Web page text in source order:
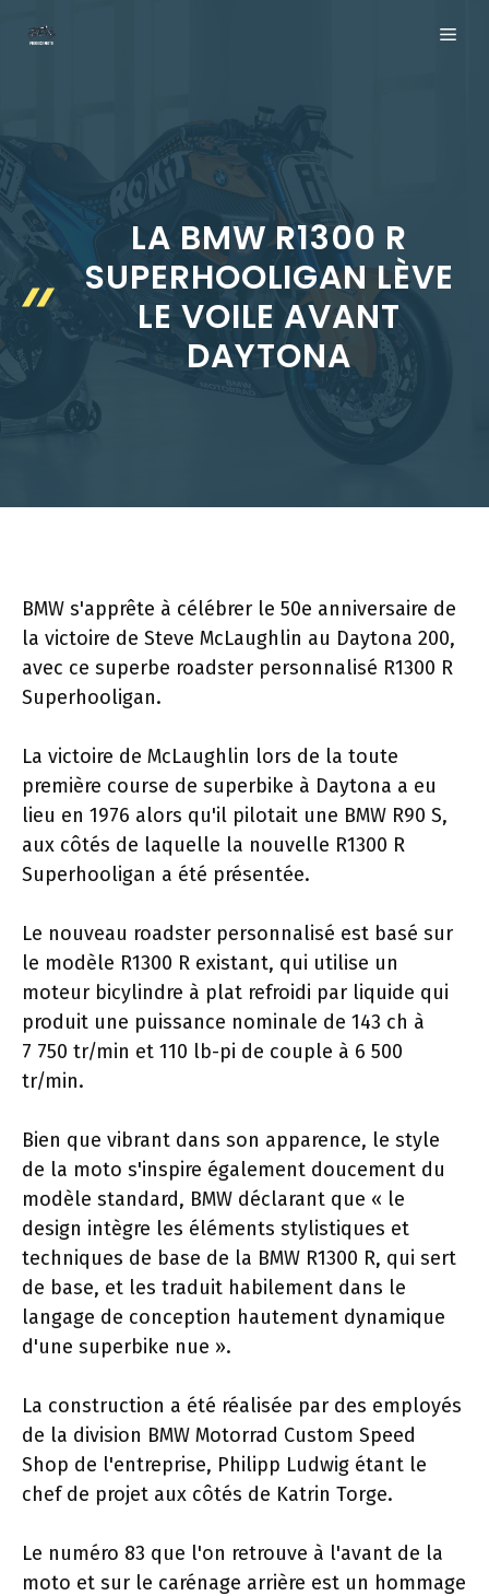
LA BMW R1300 R
SUPERHOOLIGAN LÈVE
LE VOILE AVANT
DAYTONA
BMW s'apprête à célébrer le 50e anniversaire de
la victoire de Steve McLaughlin au Daytona 200,
avec ce superbe roadster personnalisé R1300 R
Superhooligan.
La victoire de McLaughlin lors de la toute
première course de superbike à Daytona a eu
lieu en 1976 alors qu'il pilotait une BMW R90 S,
aux côtés de laquelle la nouvelle R1300 R
Superhooligan a été présentée.
Le nouveau roadster personnalisé est basé sur
le modèle R1300 R existant, qui utilise un
moteur bicylindre à plat refroidi par liquide qui
produit une puissance nominale de 143 ch à
7 750 tr/min et 110 lb-pi de couple à 6 500
tr/min.
Bien que vibrant dans son apparence, le style
de la moto s'inspire également doucement du
modèle standard, BMW déclarant que « le
design intègre les éléments stylistiques et
techniques de base de la BMW R1300 R, qui sert
de base, et les traduit habilement dans le
langage de conception hautement dynamique
d'une superbike nue ».
La construction a été réalisée par des employés
de la division BMW Motorrad Custom Speed ​​
Shop de l'entreprise, Philipp Ludwig étant le
chef de projet aux côtés de Katrin Torge.
Le numéro 83 que l'on retrouve à l'avant de la
moto et sur le carénage arrière est un hommage